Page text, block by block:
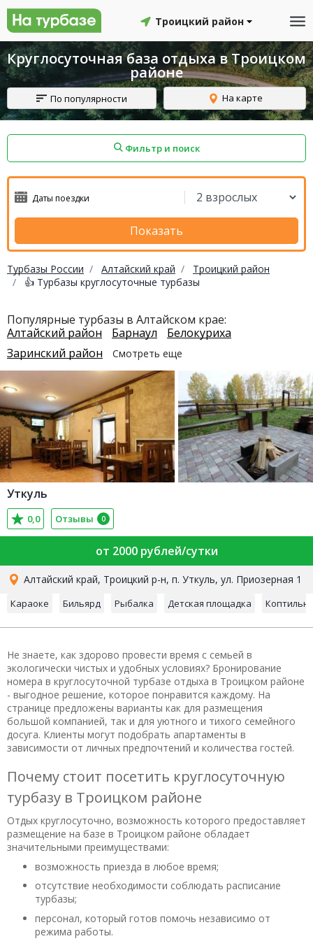
Троицкий район
Круглосуточная база отдыха в Троицком
районе
По популярности На карте
Фильтр и поиск
Показать
Турбазы России Алтайский край
Троицкий район
👍 Турбазы круглосуточные турбазы
Популярные турбазы в Алтайском крае:
Алтайский район
Барнаул
Белокуриха
Заринский район
Смотреть еще
Уткуль
0,0 Отзывы 0
от 2000 рублей/сутки
Алтайский край, Троицкий р-н, п. Уткуль, ул. Приозерная 1
Караоке Бильярд Рыбалка Детская площадка Коптильня
Не знаете, как здорово провести время с семьей в
экологически чистых и удобных условиях? Бронирование
номера в круглосуточной турбазе отдыха в Троицком районе
- выгодное решение, которое понравится каждому. На
странице предложены варианты как для размещения
большой компанией, так и для уютного и тихого семейного
досуга. Клиенты могут подобрать апартаменты в
зависимости от личных предпочтений и количества гостей.
Почему стоит посетить круглосуточную
турбазу в Троицком районе
Отдых круглосуточно, возможность которого предоставляет
размещение на базе в Троицком районе обладает
значительными преимуществами:
возможность приезда в любое время;
отсутствие необходимости соблюдать расписание
турбазы;
персонал, который готов помочь независимо от
режима работы.
Смоленский район Топчихинский район
Красноборский район
Онежский район